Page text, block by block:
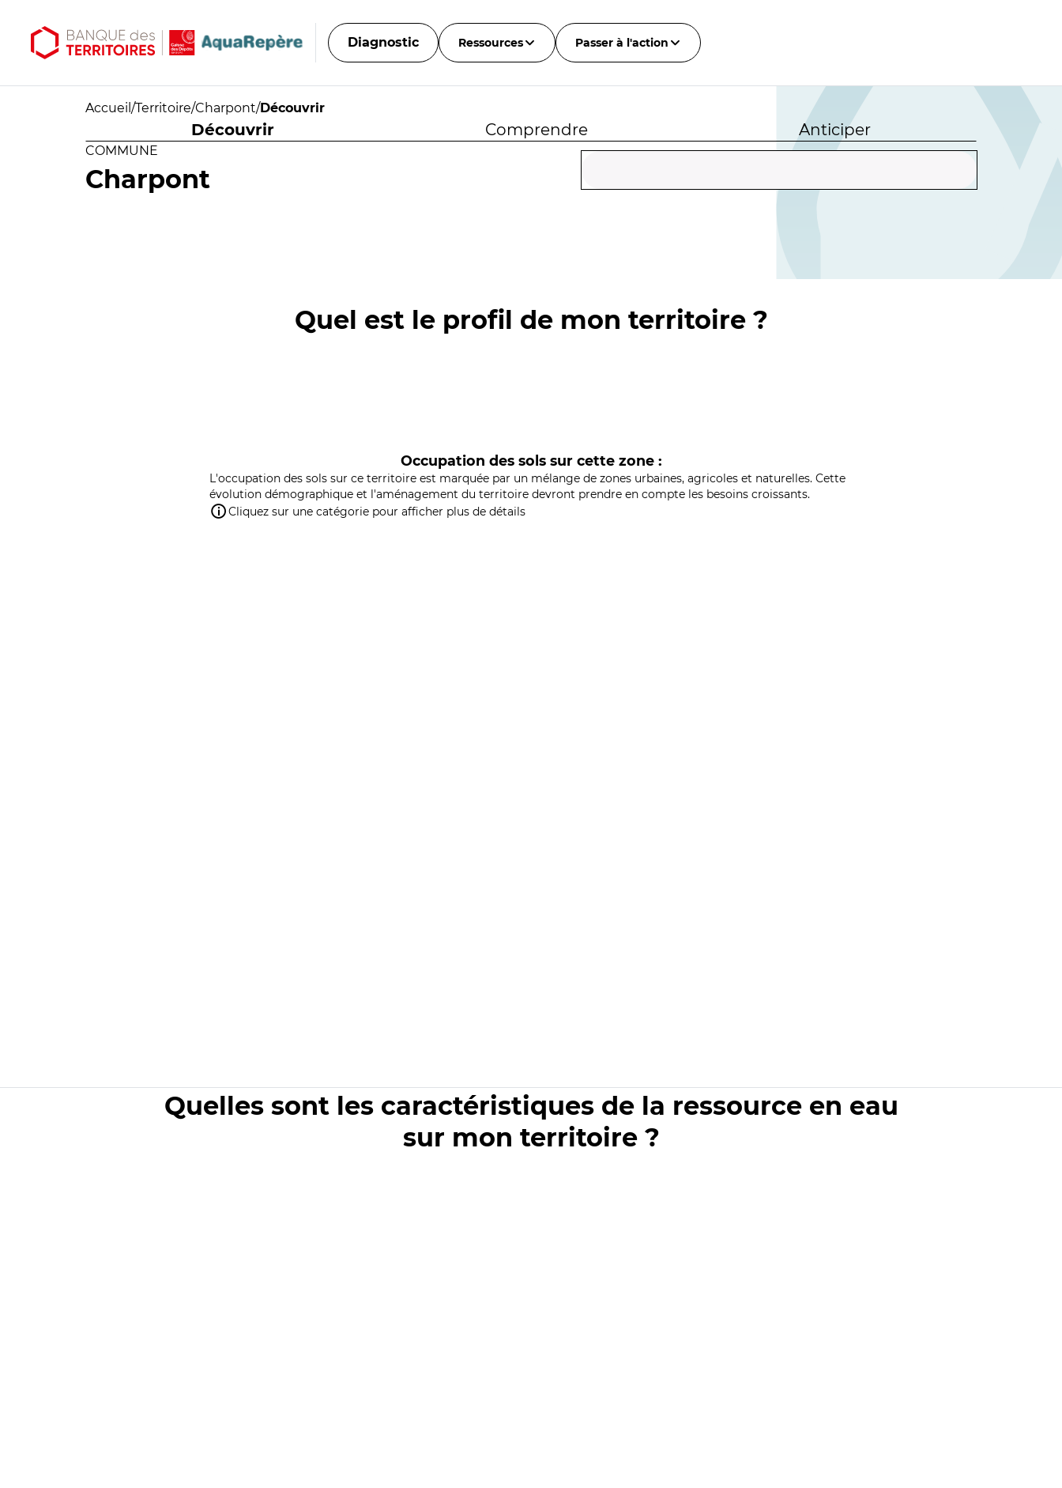
Diagnostic Ressources Passer à l'action
Accueil /Territoire/Charpont/Découvrir
Découvrir Comprendre Anticiper
COMMUNE
Charpont
Quel est le profil de mon territoire ?
Occupation des sols sur cette zone :
L'occupation des sols sur ce territoire est marquée par un mélange de zones urbaines, agricoles et naturelles. Cette
évolution démographique et l'aménagement du territoire devront prendre en compte les besoins croissants.
Cliquez sur une catégorie pour afficher plus de détails
Quelles sont les caractéristiques de la ressource en eau
sur mon territoire ?